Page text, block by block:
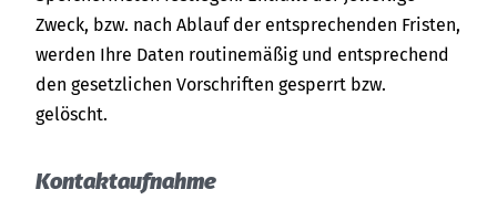
Zweck, bzw. nach Ablauf der entsprechenden Fristen,
werden Ihre Daten routinemäßig und entsprechend
den gesetzlichen Vorschriften gesperrt bzw.
gelöscht.
Kontaktaufnahme